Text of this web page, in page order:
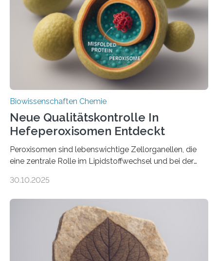
Biowissenschaften Chemie
Neue Qualitätskontrolle In
Hefeperoxisomen Entdeckt
Peroxisomen sind lebenswichtige Zellorganellen, die
eine zentrale Rolle im Lipidstoffwechsel und bei der
erfüllen können, müssen zahlreiche Enzyme präzise in
der Ruhr-Universität Bochum um Prof. Dr. Ralf Erdmann
und Dr. Ismaila Francis Yusuf hat nun einen bislang
unbekannten Qualitätskontrollmechanismus des
peroxisomalen Proteintransports in der Bäckerhefe
Saccharomyces cerevisiae entdeckt, der für die
30.10.2025